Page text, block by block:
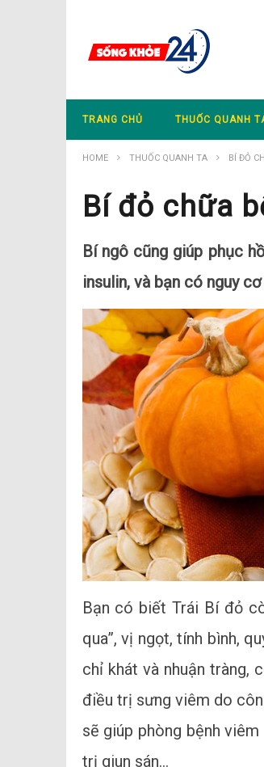
TRANG CHỦ THUỐC QUANH
HOME THUỐC QUANH TA BÍ ĐỎ
Bí đỏ chữa
Bí ngô cũng giúp phục
insulin, và bạn có nguy
Bạn có biết Trái Bí đỏ
qua”, vị ngọt, tính bình,
chỉ khát và nhuận tràng,
điều trị sưng viêm do
sẽ giúp phòng bệnh
trị giun sán…